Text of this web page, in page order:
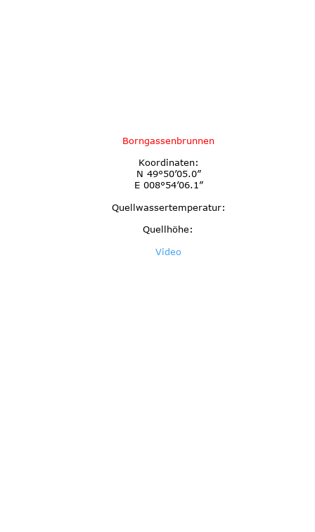
Borngassenbrunnen
Koordinaten:
N 49°50’05.0”
E 008°54’06.1”
Quellwassertemperatur:
Quellhöhe:
Video